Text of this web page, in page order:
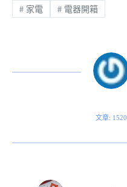
#家電 #電器開箱
文章: 1520